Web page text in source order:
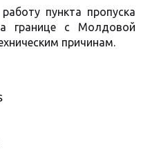
пункта пропуска
границе с Молдовой
причинам.